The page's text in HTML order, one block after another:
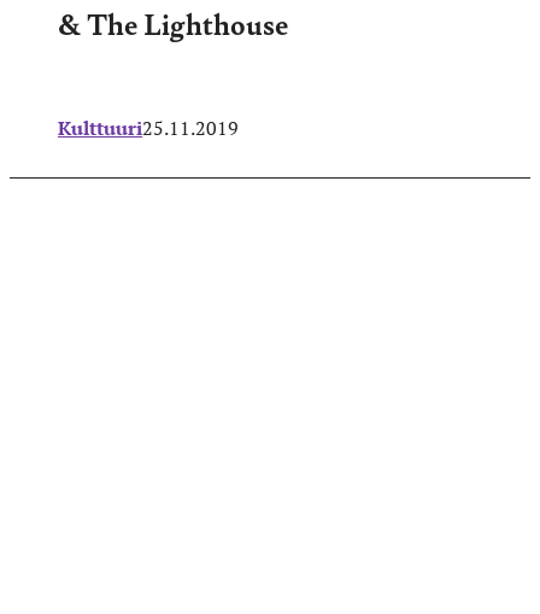
& The Lighthouse
Kulttuuri25.11.2019